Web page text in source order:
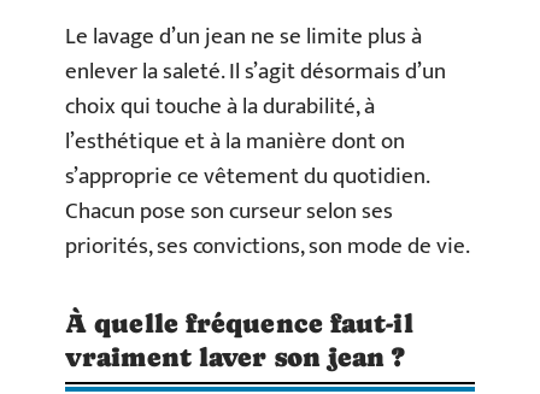
Le lavage d’un jean ne se limite plus à
enlever la saleté. Il s’agit désormais d’un
choix qui touche à la durabilité, à
l’esthétique et à la manière dont on
s’approprie ce vêtement du quotidien.
Chacun pose son curseur selon ses
priorités, ses convictions, son mode de vie.
À quelle fréquence faut-il
vraiment laver son jean ?